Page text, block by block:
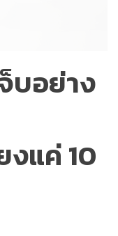
บอย่าง
งแค่ 10